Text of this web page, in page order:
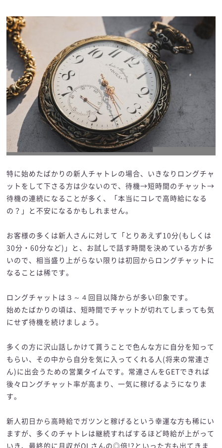
特に始めたばかりの新人チャトレの場合、いきなりロングチャ
ットをして下さる方は少ないので、待機→短時間のチャット→
待機の連続になることが多く、「本当にコレで高時給になる
の？」と不安になるかもしれません。
お客様の多くは新人さんに対して「とりあえず10分(もしくは
30分・60分など)」と、お試しで話す時間を決めている方が多
いので、相当盛り上がらない限りは初回からロングチャットに
なることは稀です。
ロングチャットは３～４回目以降からが多い印象です。
始めたばかりの頃は、短時間でチャットが切れてしまっても気
にせず待機を続けましょう。
多くの方に沢山話しかけて貰うことで色んな方に自分を知って
もらい、その中から自分を気に入ってくれる人(将来の常連さ
ん)に出会うための営業タイムです。常連さんをGETできれば
後々ロングチャット率が高まり、一気に稼げるようになりま
す。
新人初日から高時給でガツンと稼げるという幸運な方も稀にい
ますが、多くのチャトレは継続すればするほど時給が上がって
いき、最終的に月収がOLさんの◎倍!?といった方も出てきま